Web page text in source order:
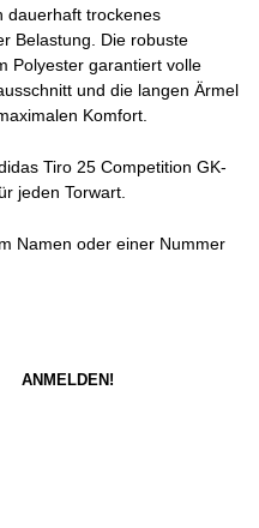
dauerhaft trockenes
Belastung. Die robuste
Polyester garantiert volle
und die langen Ärmel
Komfort.
Tiro 25 Competition GK-
jeden Torwart.
Namen oder einer Nummer